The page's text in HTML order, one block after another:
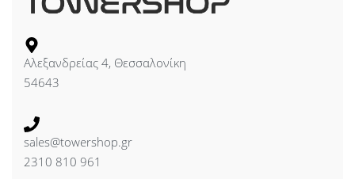
Αλεξανδρείας 4, Θεσσαλονίκη
54643
sales@towershop.gr
2310 810 961